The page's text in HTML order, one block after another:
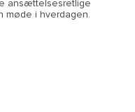
ansættelsesretlige
møde i hverdagen.